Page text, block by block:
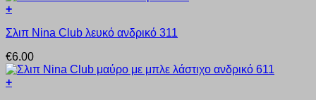
του
προϊόντος
παραλλαγές.
επιλογές
να
επιλεγούν
στη
+
το
έχει
πολλαπλές
παραλλαγές.
Σλιπ Nina Club λευκό ανδρικό 311
€6.00
+